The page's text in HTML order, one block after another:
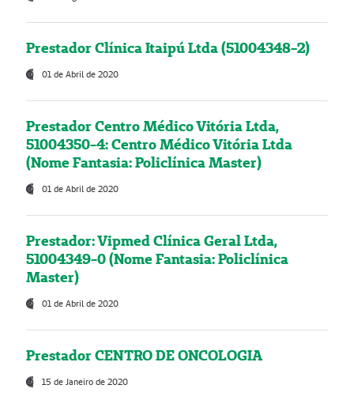
Prestador Clínica Itaipú Ltda (51004348-2)
01 de Abril de 2020
Prestador Centro Médico Vitória Ltda,
51004350-4: Centro Médico Vitória Ltda
(Nome Fantasia: Policlínica Master)
01 de Abril de 2020
Prestador: Vipmed Clínica Geral Ltda,
51004349-0 (Nome Fantasia: Policlínica
Master)
01 de Abril de 2020
Prestador CENTRO DE ONCOLOGIA
15 de Janeiro de 2020